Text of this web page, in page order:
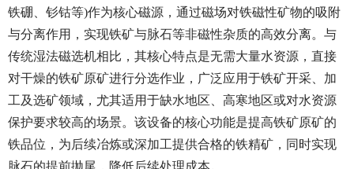
铁硼、钐钴等)作为核心磁源，通过磁场对铁磁性矿物的吸附
与分离作用，实现铁矿与脉石等非磁性杂质的高效分离。与
传统湿法磁选机相比，其核心特点是无需大量水资源，直接
对干燥的铁矿原矿进行分选作业，广泛应用于铁矿开采、加
工及选矿领域，尤其适用于缺水地区、高寒地区或对水资源
保护要求较高的场景。该设备的核心功能是提高铁矿原矿的
铁品位，为后续冶炼或深加工提供合格的铁精矿，同时实现